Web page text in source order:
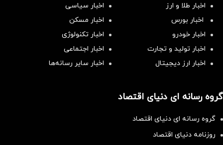
اخبار طلا و ارز
اخبار سیاسی
اخبار بورس
اخبار مسکن
اخبار خودرو
اخبار تکنولوژی
اخبار تولید و تجارت
اخبار اجتماعی
اخبار ارز دیجیتال
اخبار سایر رسانه‌‌ها
گروه رسانه ای دنیای اقتصاد
گروه رسانه ای دنیای اقتصاد
روزنامه دنیای اقتصاد